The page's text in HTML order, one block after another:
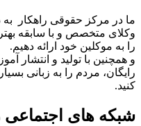
ما در مرکز حقوقی راهکار به
وکلای متخصص و با سابقه
را به موکلین خود ارائه دهیم.
و همچنین با تولید و انتشار
رایگان، مردم را به زبانی
کنید.
شبکه های اجتماعی